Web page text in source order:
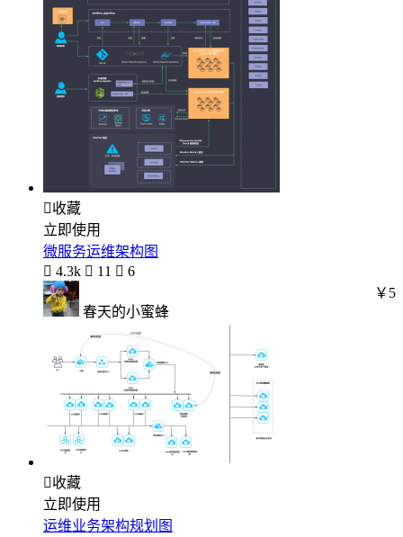
收藏
立即使用
微服务运维架构图
 4.3k  11  6
春天的小蜜蜂
￥5
收藏
立即使用
运维业务架构规划图